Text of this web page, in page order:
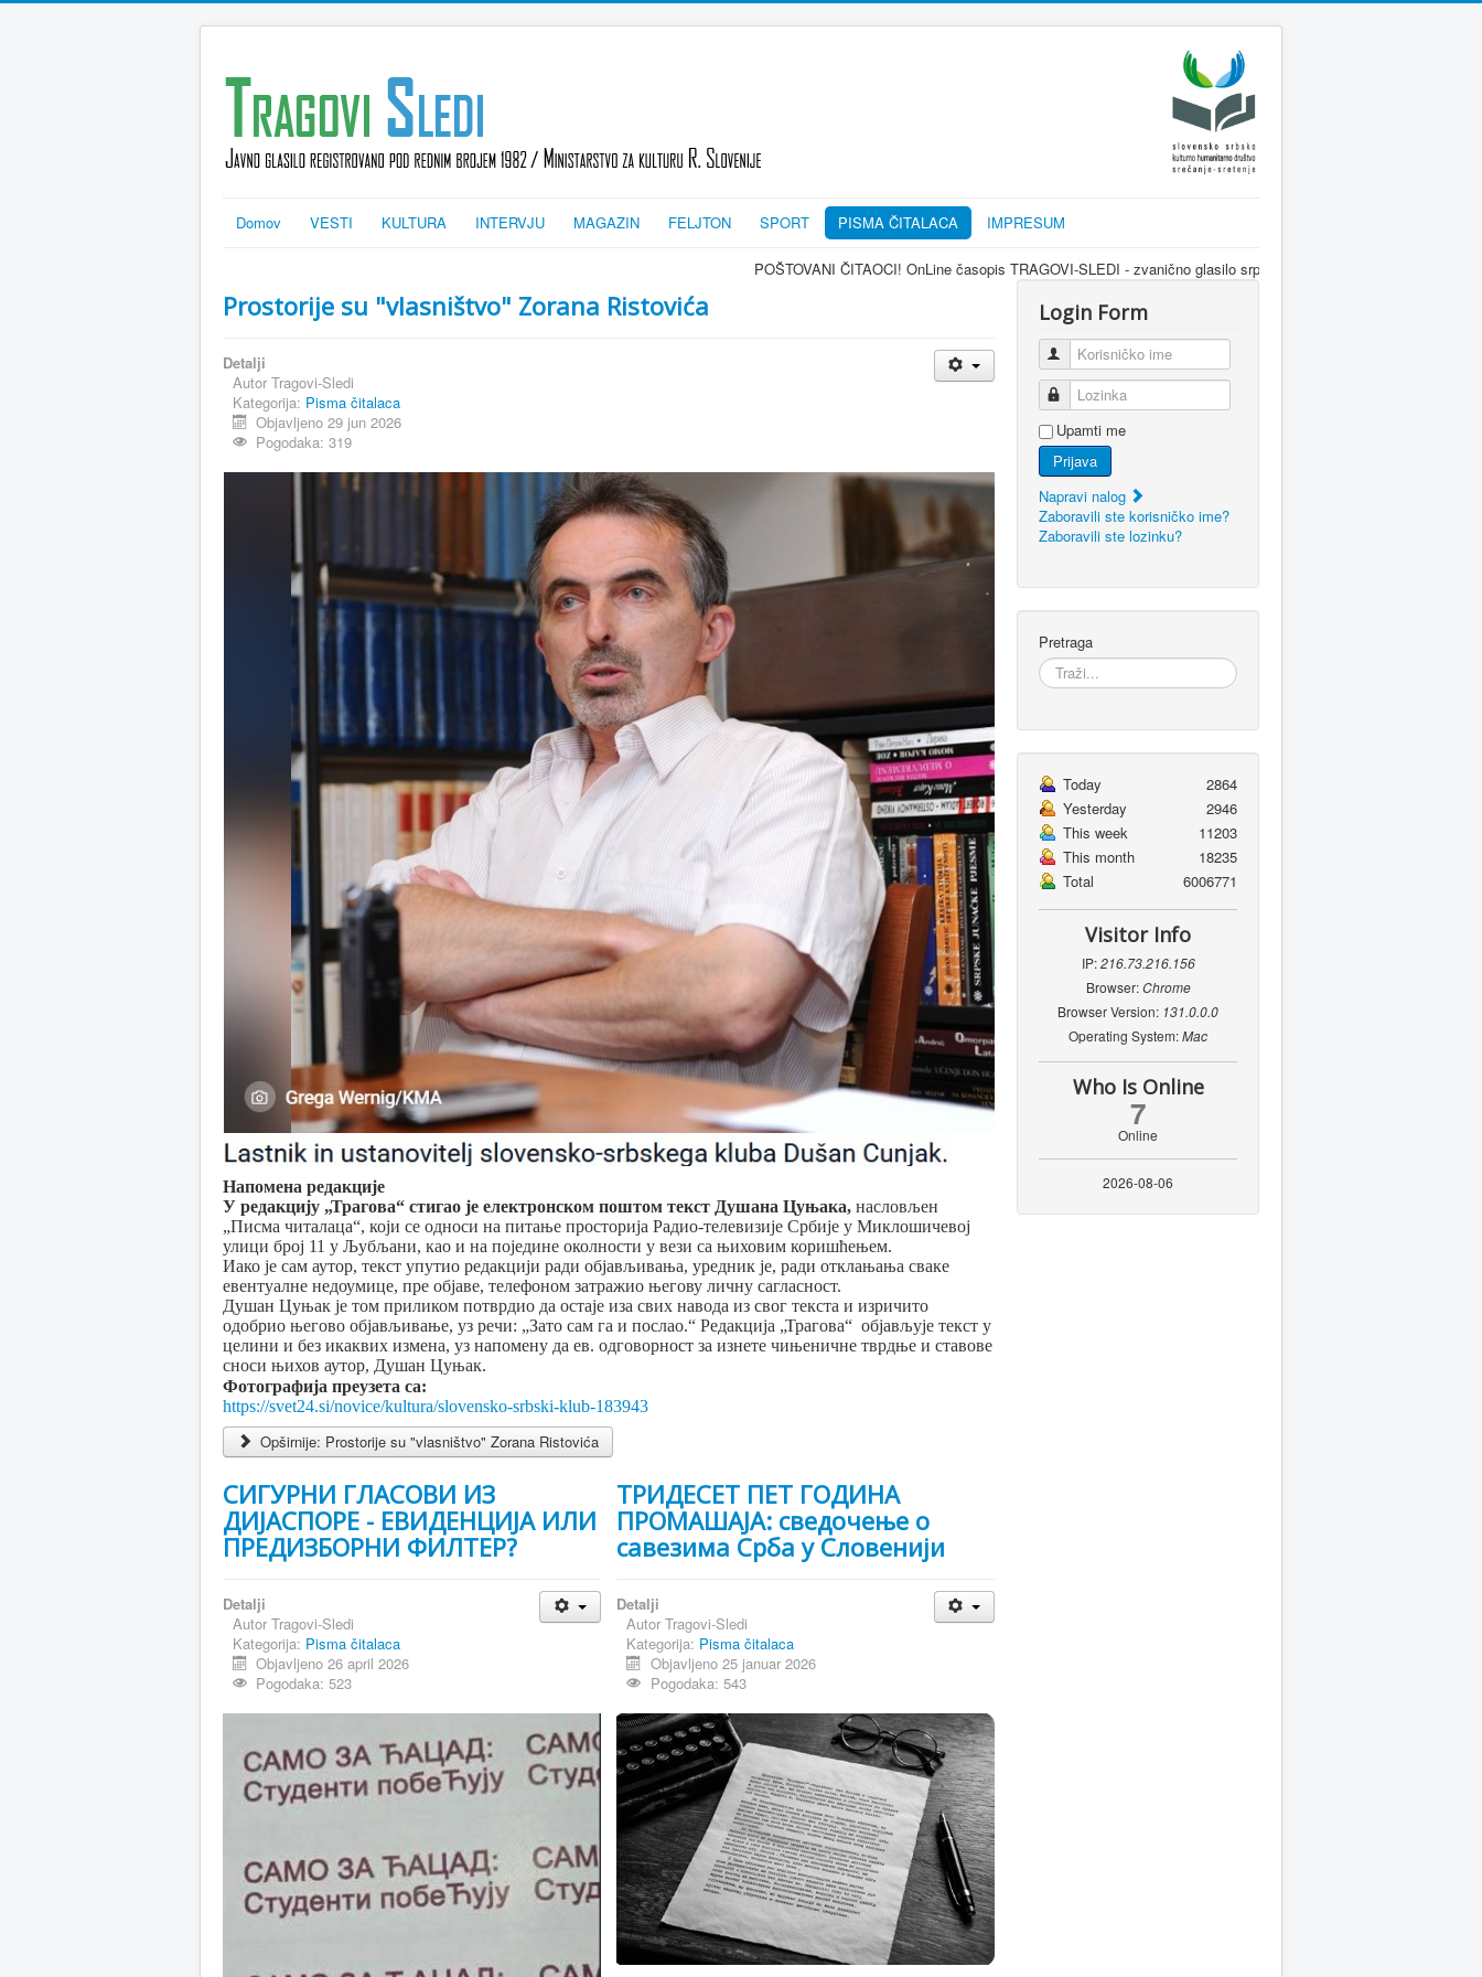
Domov VESTI KULTURA INTERVJU MAGAZIN FELJTON SPORT PISMA ČITALACA IMPRESUM
POŠTOVANI ČITAOCI! OnLine časopis TRAGOVI-SLEDI - zvanično glasilo srpske dijaspore za informisanje Srba u
Prostorije su "vlasništvo" Zorana Ristovića
Detalji
Autor Tragovi-Sledi
Kategorija: Pisma čitalaca
Objavljeno 29 jun 2026
Pogodaka: 319
Напомена редакције
У редакцију „Трагова“ стигао је електронском поштом текст Душана Цуњака, насловљен
„Писма читалаца“, који се односи на питање просторија Радио-телевизије Србије у Миклошичевој
улици број 11 у Љубљани, као и на поједине околности у вези са њиховим коришћењем.
Иако је сам аутор, текст упутио редакцији ради објављивања, уредник је, ради отклањања сваке
евентуалне недоумице, пре објаве, телефоном затражио његову личну сагласност.
Душан Цуњак је том приликом потврдио да остаје иза свих навода из свог текста и изричито
одобрио његово објављивање, уз речи: „Зато сам га и послао.“ Редакција „Трагова“ објављује текст у
целини и без икаквих измена, уз напомену да ев. одговорност за изнете чињеничне тврдње и ставове
сноси њихов аутор, Душан Цуњак.
Фотографија преузета са:
https://svet24.si/novice/kultura/slovensko-srbski-klub-183943
Opširnije: Prostorije su "vlasništvo" Zorana Ristovića
СИГУРНИ ГЛАСОВИ ИЗ
ДИЈАСПОРЕ - ЕВИДЕНЦИЈА ИЛИ
ПРЕДИЗБОРНИ ФИЛТЕР?
Detalji
Autor Tragovi-Sledi
Kategorija: Pisma čitalaca
Objavljeno 26 april 2026
Pogodaka: 523
ТРИДЕСЕТ ПЕТ ГОДИНА
ПРОМАШАЈА: сведочење о
савезима Срба у Словенији
Detalji
AutorTragovi-Sledi
Kategorija: Pisma čitalaca
Objavljeno 25 januar 2026
Pogodaka: 543
Login Form
Korisničko ime
Lozinka
Upamti me
Prijava
Napravi nalog
Zaboravili ste korisničko ime?
Zaboravili ste lozinku?
Pretraga
Today
2864
Yesterday
2946
This week
11203
This month
18235
Total
6006771
Visitor Info
IP:216.73.216.156
Browser:Chrome
Browser Version: 131.0.0.0
Operating System:Mac
Who Is Online
7
Online
2026-08-06